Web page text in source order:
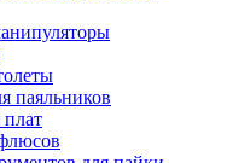
паяльников